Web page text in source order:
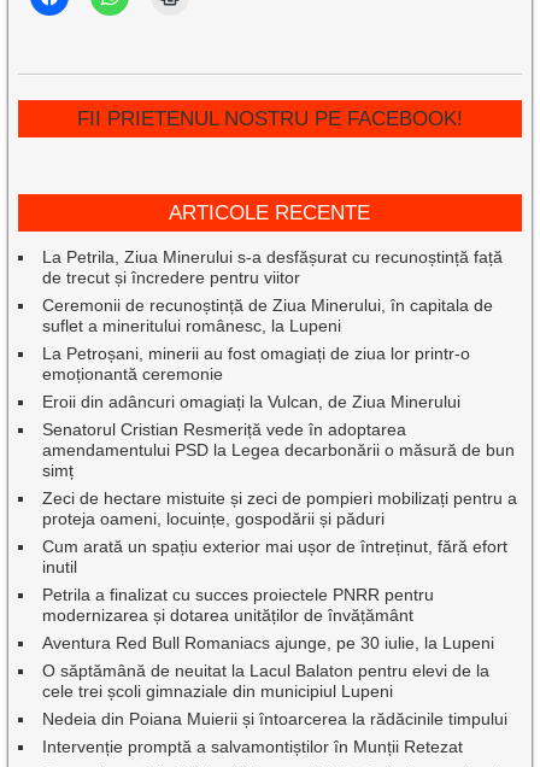
FII PRIETENUL NOSTRU PE FACEBOOK!
ARTICOLE RECENTE
La Petrila, Ziua Minerului s-a desfășurat cu recunoștință față
de trecut și încredere pentru viitor
Ceremonii de recunoștință de Ziua Minerului, în capitala de
suflet a mineritului românesc, la Lupeni
La Petroșani, minerii au fost omagiați de ziua lor printr-o
emoționantă ceremonie
Eroii din adâncuri omagiați la Vulcan, de Ziua Minerului
Senatorul Cristian Resmeriță vede în adoptarea
amendamentului PSD la Legea decarbonării o măsură de bun
simț
Zeci de hectare mistuite și zeci de pompieri mobilizați pentru a
proteja oameni, locuințe, gospodării și păduri
Cum arată un spațiu exterior mai ușor de întreținut, fără efort
inutil
Petrila a finalizat cu succes proiectele PNRR pentru
modernizarea și dotarea unităților de învățământ
Aventura Red Bull Romaniacs ajunge, pe 30 iulie, la Lupeni
O săptămână de neuitat la Lacul Balaton pentru elevi de la
cele trei școli gimnaziale din municipiul Lupeni
Nedeia din Poiana Muierii și întoarcerea la rădăcinile timpului
Intervenție promptă a salvamontiștilor în Munții Retezat